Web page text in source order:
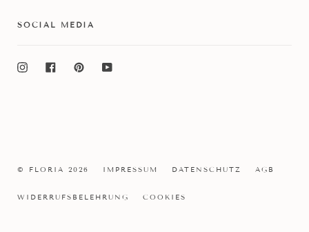
SOCIAL MEDIA
InstagramFacebookPinterestYouTube
© FLORIA 2026 IMPRESSUM DATENSCHUTZ AGB
WIDERRUFSBELEHRUNG COOKIES